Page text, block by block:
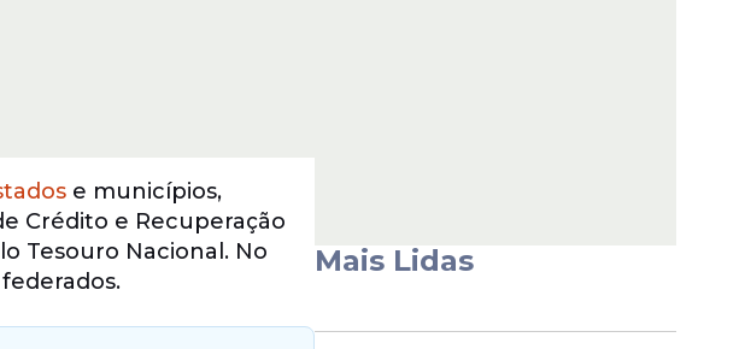
e municípios,
Crédito e Recuperação
Tesouro Nacional. No
Mais Lidas